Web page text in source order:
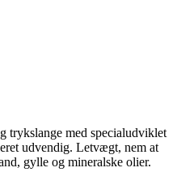
trykslange med specialudviklet
udvendig. Letvægt, nem at
gylle og mineralske olier.